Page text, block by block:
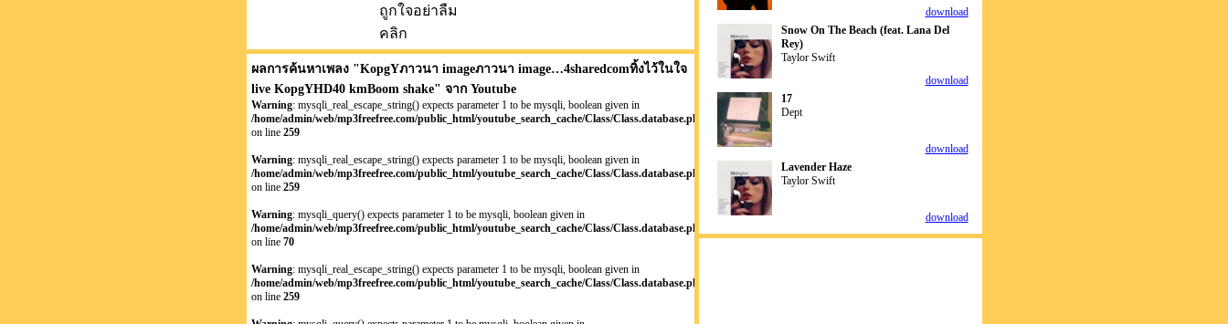
download
Snow On The Beach (feat. Lana Del
Rey)
Taylor Swift
download
17
Dept
download
Lavender Haze
Taylor Swift
download
ถูกใจอย่าลืม
คลิก
ผลการค้นหาเพลง "KopgYภาวนา imageภาวนา image…4sharedcomทิ้งไว้ในใจ
live KopgYHD40 kmBoom shake" จาก Youtube
Warning: mysqli_real_escape_string() expects parameter 1 to be mysqli, boolean given in
/home/admin/web/mp3freefree.com/public_html/youtube_search_cache/Class/Class.database.php
on line 259
Warning: mysqli_real_escape_string() expects parameter 1 to be mysqli, boolean given in
/home/admin/web/mp3freefree.com/public_html/youtube_search_cache/Class/Class.database.php
on line 259
Warning: mysqli_query() expects parameter 1 to be mysqli, boolean given in
/home/admin/web/mp3freefree.com/public_html/youtube_search_cache/Class/Class.database.php
on line 70
Warning: mysqli_real_escape_string() expects parameter 1 to be mysqli, boolean given in
/home/admin/web/mp3freefree.com/public_html/youtube_search_cache/Class/Class.database.php
on line 259